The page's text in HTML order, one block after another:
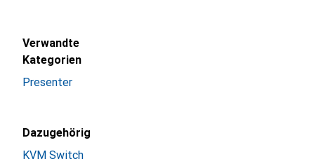
Verwandte
Kategorien
Presenter
Dazugehörig
KVM Switch